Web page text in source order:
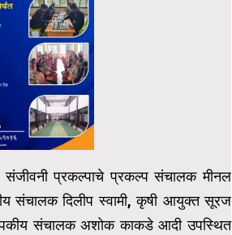
संजीवनी प्रकल्पाचे प्रकल्प संचालक मीनल
संचालक दिलीप स्वामी, कृषी आयुक्त सूरज
संचालक अशोक काकडे आदी उपस्थित